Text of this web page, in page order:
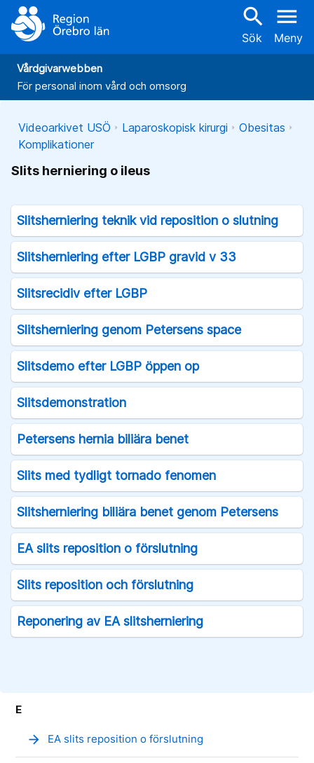
search
Sök
menu
Meny
Vårdgivarwebben
För personal inom vård och omsorg
Videoarkivet USÖ Laparoskopisk kirurgi
Obesitas
Komplikationer
Slits herniering o ileus
Slitsherniering teknik vid reposition o slutning
Slitsherniering efter LGBP gravid v 33
Slitsrecidiv efter LGBP
Slitsherniering genom Petersens space
Slitsdemo efter LGBP öppen op
Slitsdemonstration
Petersens hernia biliära benet
Slits med tydligt tornado fenomen
Slitsherniering biliära benet genom Petersens
EA slits reposition o förslutning
Slits reposition och förslutning
Reponering av EA slitsherniering
E
arrow_forward EA slits reposition o förslutning